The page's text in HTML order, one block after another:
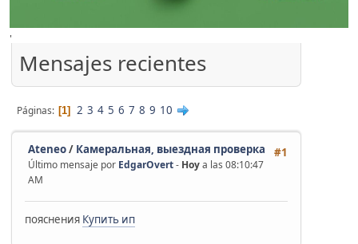
'
Mensajes recientes
Páginas 1 2 3 4 5 6 7 8 9 10
#1
Ateneo/ Камеральная, выездная проверка
Último mensaje por EdgarOvert- Hoya las 08:10:47
AM
пояснения Купить ип